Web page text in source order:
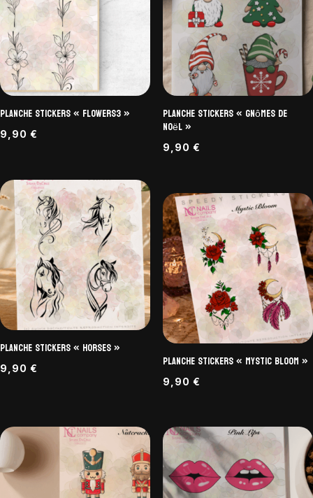
Planche Stickers « Flowers3 »
9,90 €
Planche Stickers « Gnômes De
Noël »
9,90 €
Planche Stickers « Horses »
9,90 € Planche Stickers « Mystic Bloom »
9,90 €